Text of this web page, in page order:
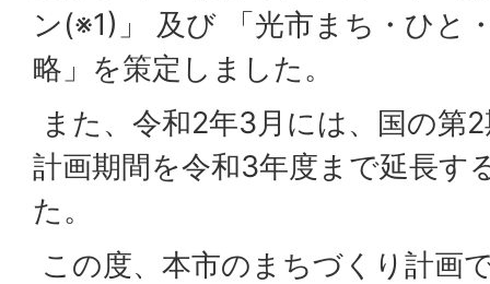
ン(※1)」 及び 「光市まち・ひと
略」を策定しました。
また、令和2年3月には、国の第
計画期間を令和3年度まで延長す
た。
この度、本市のまちづくり計画